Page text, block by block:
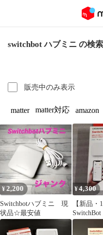
switchbot ハブミニ の検
販売中のみ表示
matter matter対応 amazon
¥2,200
Switchbotハブミニ 現
状品☆最安値
¥4,300
【新品・
マートリ
チボット